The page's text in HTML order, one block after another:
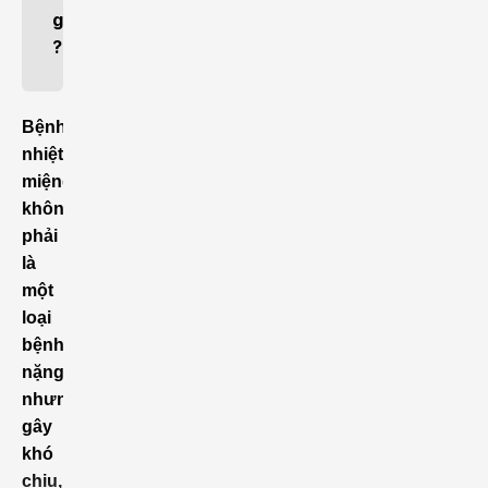
g
?
Bệnh
nhiệt
miệng
không
phải
là
một
loại
bệnh
nặng
nhưng
gây
khó
chịu,